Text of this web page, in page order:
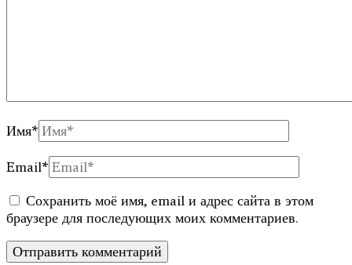
Имя*
Email*
Сохранить моё имя, email и адрес сайта в этом
браузере для последующих моих комментариев.